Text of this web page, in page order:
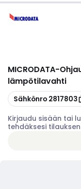
MICRODATA-
lämpötilavahti
Kopioi
Sähkönro 2817803
Kirjaudu sisään tai
tehdäksesi tilauksen